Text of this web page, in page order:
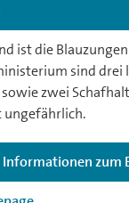
ist die
sind drei
sowie zwei
ungefährlich.
zum